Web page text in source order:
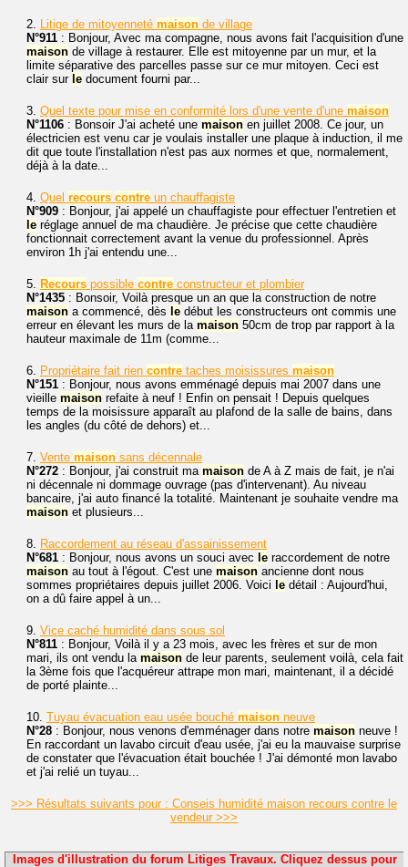
2. Litige de mitoyenneté maison de village
N°911 : Bonjour, Avec ma compagne, nous avons fait l'acquisition d'une
maison de village à restaurer. Elle est mitoyenne par un mur, et la
limite séparative des parcelles passe sur ce mur mitoyen. Ceci est
clair sur le document fourni par...
3. Quel texte pour mise en conformité lors d'une vente d'une maison
N°1106 : Bonsoir J'ai acheté une maison en juillet 2008. Ce jour, un
électricien est venu car je voulais installer une plaque à induction, il me
dit que toute l'installation n'est pas aux normes et que, normalement,
déjà à la date...
4. Quel recours contre un chauffagiste
N°909 : Bonjour, j'ai appelé un chauffagiste pour effectuer l'entretien et
le réglage annuel de ma chaudière. Je précise que cette chaudière
fonctionnait correctement avant la venue du professionnel. Après
environ 1h j'ai entendu une...
5. Recours possible contre constructeur et plombier
N°1435 : Bonsoir, Voilà presque un an que la construction de notre
maison a commencé, dès le début les constructeurs ont commis une
erreur en élevant les murs de la maison 50cm de trop par rapport à la
hauteur maximale de 11m (comme...
6. Propriétaire fait rien contre taches moisissures maison
N°151 : Bonjour, nous avons emménagé depuis mai 2007 dans une
vieille maison refaite à neuf ! Enfin on pensait ! Depuis quelques
temps de la moisissure apparaît au plafond de la salle de bains, dans
les angles (du côté de dehors) et...
7. Vente maison sans décennale
N°272 : Bonjour, j'ai construit ma maison de A à Z mais de fait, je n'ai
ni décennale ni dommage ouvrage (pas d'intervenant). Au niveau
bancaire, j'ai auto financé la totalité. Maintenant je souhaite vendre ma
maison et plusieurs...
8. Raccordement au réseau d'assainissement
N°681 : Bonjour, nous avons un souci avec le raccordement de notre
maison au tout à l'égout. C'est une maison ancienne dont nous
sommes propriétaires depuis juillet 2006. Voici le détail : Aujourd'hui,
on a dû faire appel à un...
9. Vice caché humidité dans sous sol
N°811 : Bonjour, Voilà il y a 23 mois, avec les frères et sur de mon
mari, ils ont vendu la maison de leur parents, seulement voilà, cela fait
la 3ème fois que l'acquéreur attrape mon mari, maintenant, il a décidé
de porté plainte...
10. Tuyau évacuation eau usée bouché maison neuve
N°28 : Bonjour, nous venons d'emménager dans notre maison neuve !
En raccordant un lavabo circuit d'eau usée, j'ai eu la mauvaise surprise
de constater que l'évacuation était bouchée ! J'ai démonté mon lavabo
et j'ai relié un tuyau...
>>> Résultats suivants pour : Conseis humidité maison recours contre le
vendeur >>>
Images d'illustration du forum Litiges Travaux. Cliquez dessus pour